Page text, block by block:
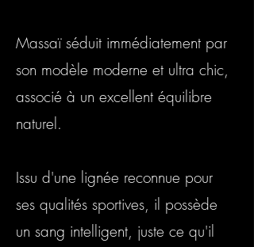
Massaï séduit immédiatement par
son modèle moderne et ultra chic,
associé à un excellent équilibre
naturel.
Issu d'une lignée reconnue pour
ses qualités sportives, il possède
un sang intelligent, juste ce qu'il